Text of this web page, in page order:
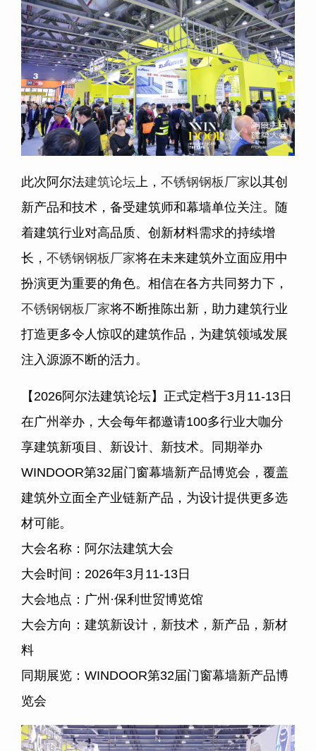
此次阿尔法建筑论坛上， 不锈钢钢板厂家以其创
新产品和技术，备受建筑师和幕墙单位关注。随
着建筑行业对高品质、创新材料需求的持续增
长， 不锈钢钢板厂家将在未来建筑外立面应用中
扮演更为重要的角色。相信在各方共同努力下，
不锈钢钢板厂家将不断推陈出新，助力建筑行业
打造更多令人惊叹的建筑作品，为建筑领域发展
注入源源不断的活力。
【2026阿尔法建筑论坛】正式定档于3月11-13日
在广州举办，大会每年都邀请100多行业大咖分
享建筑新项目、新设计、新技术。同期举办
WINDOOR第32届门窗幕墙新产品博览会，覆盖
建筑外立面全产业链新产品，为设计提供更多选
材可能。
大会名称：阿尔法建筑大会
大会时间：2026年3月11-13日
大会地点：广州·保利世贸博览馆
大会方向：建筑新设计，新技术，新产品，新材
料
同期展览：WINDOOR第32届门窗幕墙新产品博
览会